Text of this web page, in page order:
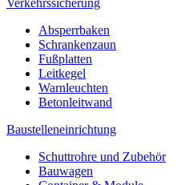
Absperrbaken
Schrankenzaun
Fußplatten
Leitkegel
Warnleuchten
Betonleitwand
Baustelleneinrichtung
Schuttrohre und Zubehör
Bauwagen